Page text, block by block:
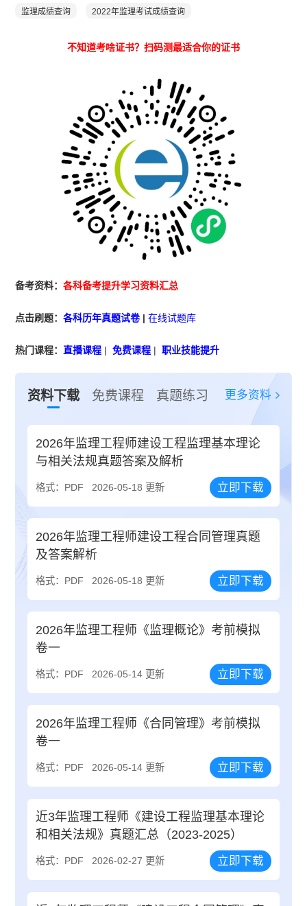
监理成绩查询 2022年监理考试成绩查询
不知道考啥证书？扫码测最适合你的证书
备考资料：各科备考提升学习资料汇总
点击刷题：各科历年真题试卷|在线试题库
热门课程： 直播课程 |免费课程 | 职业技能提升
资料下载 免费课程 真题练习 更多资料
2026年监理工程师建设工程监理基本理论
与相关法规真题答案及解析
格式：PDF 2026-05-18 更新 立即下载
2026年监理工程师建设工程合同管理真题
及答案解析
格式：PDF 2026-05-18 更新 立即下载
2026年监理工程师《监理概论》考前模拟
卷一
格式：PDF 2026-05-14 更新 立即下载
2026年监理工程师《合同管理》考前模拟
卷一
格式：PDF 2026-05-14 更新 立即下载
近3年监理工程师《建设工程监理基本理论
和相关法规》真题汇总（2023-2025）
格式：PDF 2026-02-27 更新 立即下载